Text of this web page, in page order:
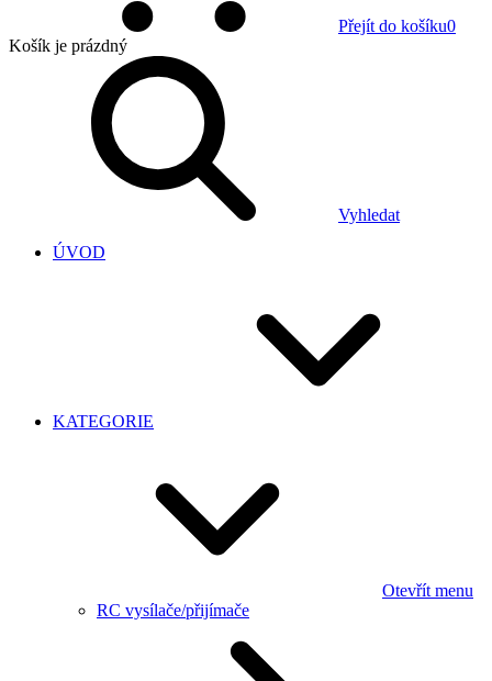
Přejít do košíku0
Košík je prázdný
Vyhledat
ÚVOD
KATEGORIE
Otevřít menu
RC vysílače/přijímače